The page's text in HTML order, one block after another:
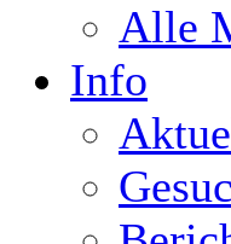
Alle
Info